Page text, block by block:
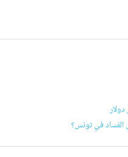
الفساد في تونس؟